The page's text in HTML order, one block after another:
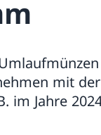
mit
im Jahre